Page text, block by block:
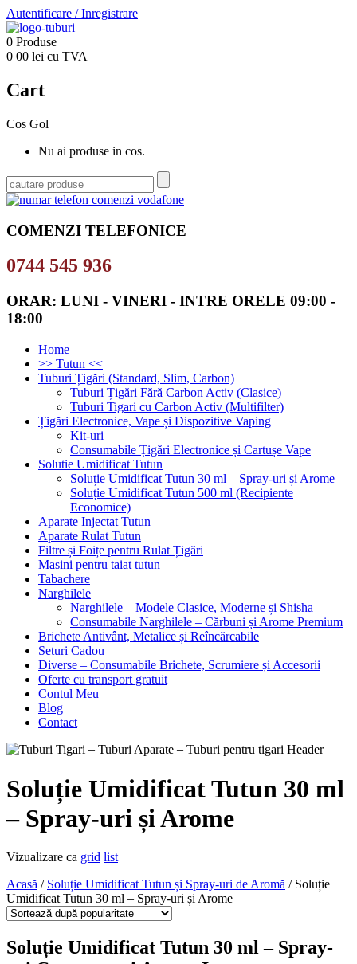
Autentificare /Inregistrare
0 Produse
0 00 lei cu TVA
Cart
Cos Gol
Nu ai produse in cos.
COMENZI TELEFONICE
0744 545 936
ORAR: LUNI - VINERI - INTRE ORELE 09:00 -
18:00
Home
>> Tutun <<
Tuburi Țigări (Standard, Slim, Carbon)
Tuburi Țigări Fără Carbon Activ (Clasice)
Tuburi Tigari cu Carbon Activ (Multifilter)
Țigări Electronice, Vape și Dispozitive Vaping
Kit-uri
Consumabile Țigări Electronice și Cartușe Vape
Solutie Umidificat Tutun
Soluție Umidificat Tutun 30 ml – Spray-uri și Arome
Soluție Umidificat Tutun 500 ml (Recipiente
Economice)
Aparate Injectat Tutun
Aparate Rulat Tutun
Filtre și Foițe pentru Rulat Țigări
Masini pentru taiat tutun
Tabachere
Narghilele
Narghilele – Modele Clasice, Moderne și Shisha
Consumabile Narghilele – Cărbuni și Arome Premium
Brichete Antivânt, Metalice și Reîncărcabile
Seturi Cadou
Diverse – Consumabile Brichete, Scrumiere și Accesorii
Oferte cu transport gratuit
Contul Meu
Blog
Contact
Soluție Umidificat Tutun 30 ml
– Spray-uri și Arome
Vizualizare ca grid list
Acasă / Soluție Umidificat Tutun și Spray-uri de Aromă / Soluție
Umidificat Tutun 30 ml – Spray-uri și Arome
Soluție Umidificat Tutun 30 ml – Spray-